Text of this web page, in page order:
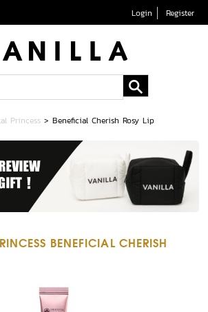
Login Register
Princess >Beneficial Cherish Rosy Lip
BENEFICIAL CHERISH